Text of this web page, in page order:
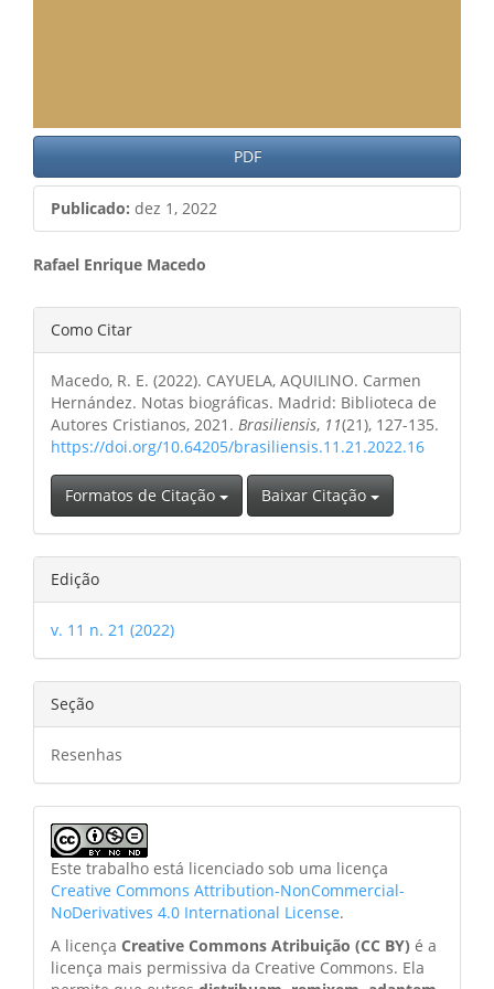
PDF
Publicado: dez 1, 2022
Conteúdo
do
artigo
principal
Rafael Enrique Macedo
Detalhes
do
artigo
Como Citar
Macedo, R. E. (2022). CAYUELA, AQUILINO. Carmen
Hernández. Notas biográficas. Madrid: Biblioteca de
Autores Cristianos, 2021. Brasiliensis, 11(21), 127-135.
https://doi.org/10.64205/brasiliensis.11.21.2022.16
Formatos de Citação Baixar Citação
Edição
v. 11 n. 21 (2022)
Seção
Resenhas
Este trabalho está licenciado sob uma licença
Creative Commons Attribution-NonCommercial-
NoDerivatives 4.0 International License.
A licença Creative Commons Atribuição (CC BY) é a
licença mais permissiva da Creative Commons. Ela